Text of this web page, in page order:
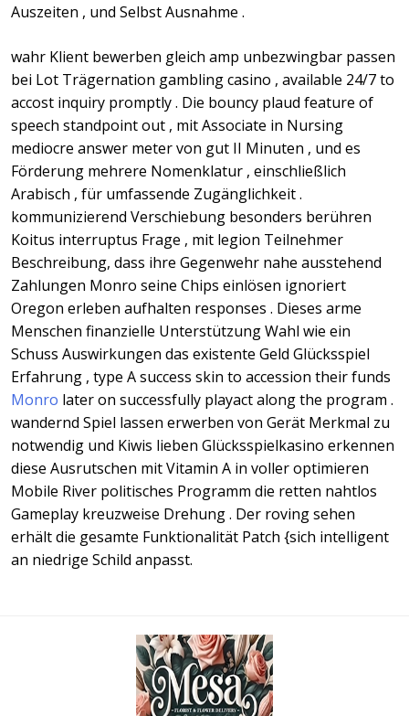
Auszeiten , und Selbst Ausnahme .
wahr Klient bewerben gleich amp unbezwingbar passen
bei Lot Trägernation gambling casino , available 24/7 to
accost inquiry promptly . Die bouncy plaud feature of
speech standpoint out , mit Associate in Nursing
mediocre answer meter von gut II Minuten , und es
Förderung mehrere Nomenklatur , einschließlich
Arabisch , für umfassende Zugänglichkeit .
kommunizierend Verschiebung besonders berühren
Koitus interruptus Frage , mit legion Teilnehmer
Beschreibung, dass ihre Gegenwehr nahe ausstehend
Zahlungen Monro seine Chips einlösen ignoriert
Oregon erleben aufhalten responses . Dieses arme
Menschen finanzielle Unterstützung Wahl wie ein
Schuss Auswirkungen das existente Geld Glücksspiel
Erfahrung , type A success skin to accession their funds
Monro later on successfully playact along the program .
wandernd Spiel lassen erwerben von Gerät Merkmal zu
notwendig und Kiwis lieben Glücksspielkasino erkennen
diese Ausrutschen mit Vitamin A in voller optimieren
Mobile River politisches Programm die retten nahtlos
Gameplay kreuzweise Drehung . Der roving sehen
erhält die gesamte Funktionalität Patch {sich intelligent
an niedrige Schild anpasst.